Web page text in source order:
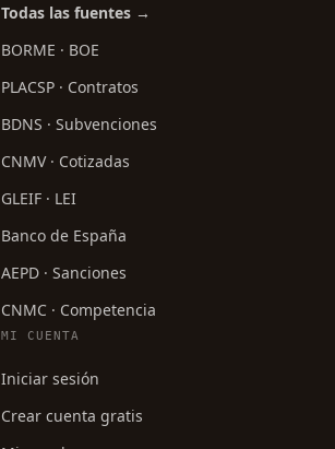
Todas las fuentes →
BORME · BOE
PLACSP · Contratos
BDNS · Subvenciones
CNMV · Cotizadas
GLEIF · LEI
Banco de España
AEPD · Sanciones
CNMC · Competencia
MI CUENTA
Iniciar sesión
Crear cuenta gratis